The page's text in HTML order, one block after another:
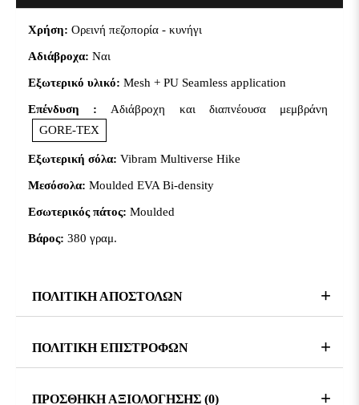
Χρήση: Ορεινή πεζοπορία - κυνήγι
Αδιάβροχα: Ναι
Εξωτερικό υλικό: Mesh + PU Seamless application
Επένδυση : Αδιάβροχη και διαπνέουσα μεμβράνη
GORE-TEX
Εξωτερική σόλα: Vibram Multiverse Hike
Μεσόσολα: Moulded EVA Bi-density
Εσωτερικός πάτος: Moulded
Βάρος: 380 γραμ.
Το Stinger GTX επαναπροσδιορίζει το στυλ στο ορειβατικό
σε μικτά εδάφη. Το σύγχρονο athletic design του συνδυάζει
τεχνολογία και αισθητική, καθιστώντας το ιδανικό τόσο για
ΠΟΛΙΤΙΚΗ ΑΠΟΣΤΟΛΩΝ
ΠΟΛΙΤΙΚΗ ΕΠΙΣΤΡΟΦΩΝ
ΠΡΟΣΘΗΚΗ ΑΞΙΟΛΟΓΗΣΗΣ (0)